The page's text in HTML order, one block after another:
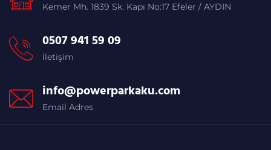
Kemer Mh. 1839 Sk. Kapı No:17 Efeler / AYDIN
0507 941 59 09
İletişim
info@powerparkaku.com
Email Adres